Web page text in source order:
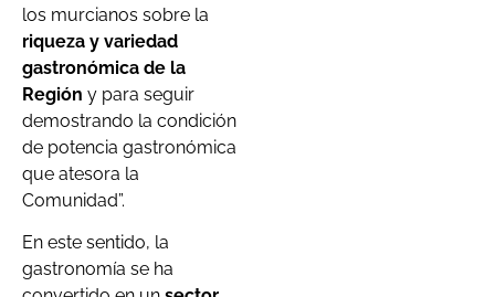
los murcianos sobre la
riqueza y variedad
gastronómica de la
Región y para seguir
demostrando la condición
de potencia gastronómica
que atesora la
Comunidad”.
En este sentido, la
gastronomía se ha